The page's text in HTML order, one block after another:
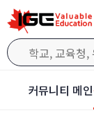
커뮤니티 메인